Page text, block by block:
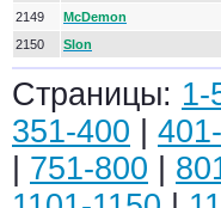
2149
McDemon
2150
Slon
Страницы: 1-
351-400
751-800